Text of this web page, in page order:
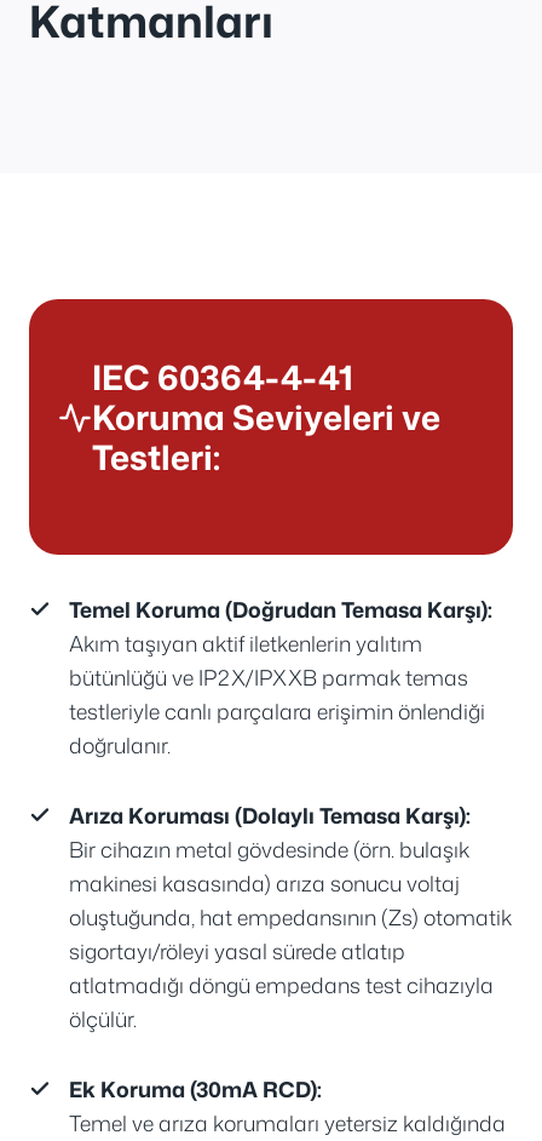
Katmanları
IEC 60364-4-41
Koruma Seviyeleri ve
Testleri:
Temel Koruma (Doğrudan Temasa Karşı):
Akım taşıyan aktif iletkenlerin yalıtım
bütünlüğü ve IP2X/IPXXB parmak temas
testleriyle canlı parçalara erişimin önlendiği
doğrulanır.
Arıza Koruması (Dolaylı Temasa Karşı):
Bir cihazın metal gövdesinde (örn. bulaşık
makinesi kasasında) arıza sonucu voltaj
oluştuğunda, hat empedansının (Zs) otomatik
sigortayı/röleyi yasal sürede atlatıp
atlatmadığı döngü empedans test cihazıyla
ölçülür.
Ek Koruma (30mA RCD):
Temel ve arıza korumaları yetersiz kaldığında